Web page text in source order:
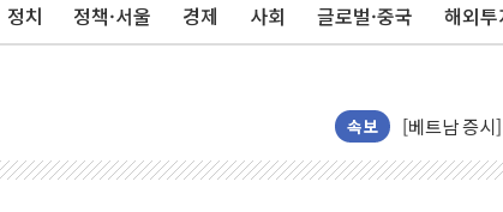
정치 정책·서울 경제 사회 글로벌·중국 해외
속보
[인도증시]
'월가의 황제
양주 섬유염